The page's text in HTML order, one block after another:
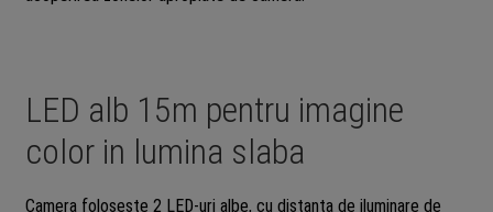
LED alb 15m pentru imagine
color in lumina slaba
Camera foloseste 2 LED-uri albe, cu distanta de iluminare de